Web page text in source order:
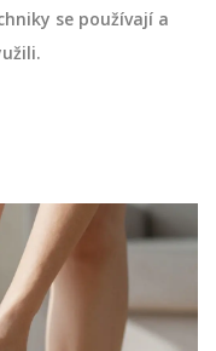
se používají a